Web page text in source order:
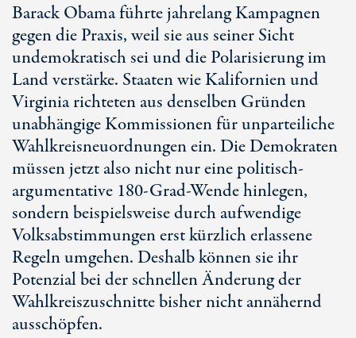
Barack Obama führte jahrelang Kampagnen
gegen die Praxis, weil sie aus seiner Sicht
undemokratisch sei und die Polarisierung im
Land verstärke. Staaten wie Kalifornien und
Virginia richteten aus denselben Gründen
unabhängige Kommissionen für unparteiliche
Wahlkreisneuordnungen ein. Die Demokraten
müssen jetzt also nicht nur eine politisch-
argumentative 180-Grad-Wende hinlegen,
sondern beispielsweise durch aufwendige
Volksabstimmungen erst kürzlich erlassene
Regeln umgehen. Deshalb können sie ihr
Potenzial bei der schnellen Änderung der
Wahlkreiszuschnitte bisher nicht annähernd
ausschöpfen.